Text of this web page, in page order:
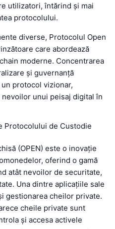
utilizatori, întărind și mai
protocolului.
diverse, Protocolul Open
care abordează
moderne. Concentrarea
și guvernanță
protocol vizionar,
unui peisaj digital în
Protocolului de Custodie
(OPEN) este o inovație
oferind o gamă
atât nevoilor de securitate,
Una dintre aplicațiile sale
gestionarea cheilor private.
cheile private sunt
și accesa activele